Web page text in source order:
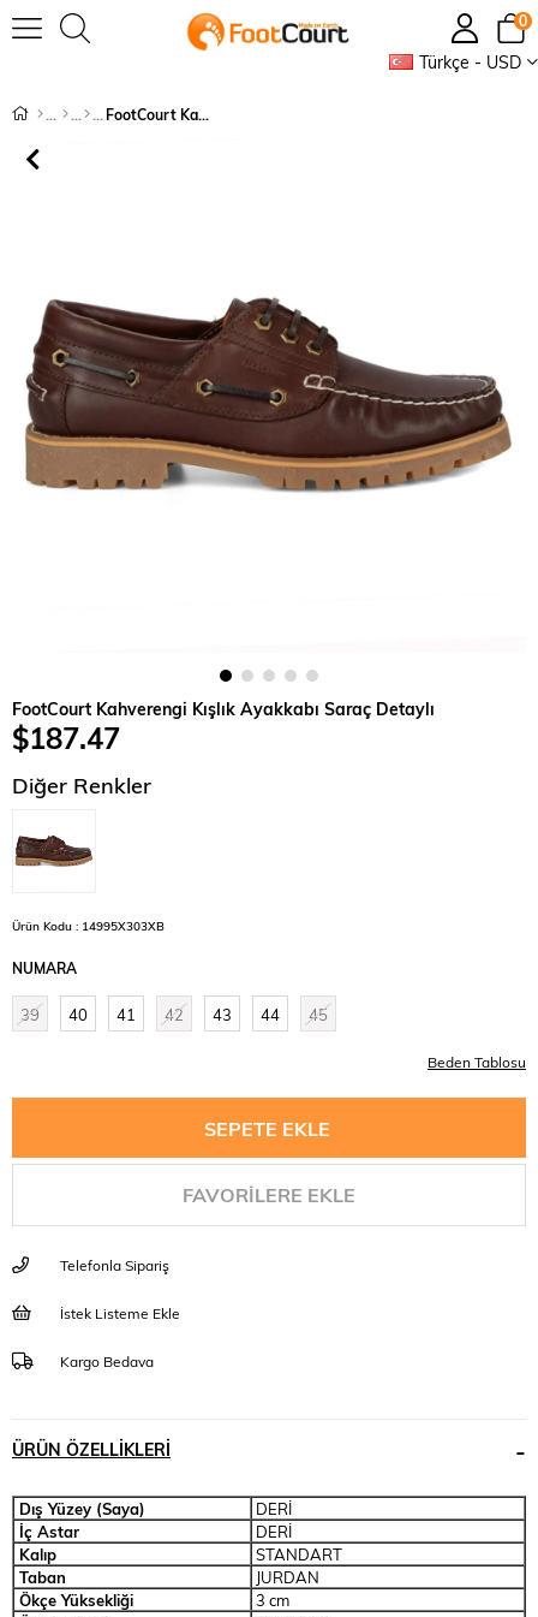
Türkçe - USD
0
FootCourt Kahverengi Kışlık Ayakkabı Saraç Detaylı
FootCourt Kahverengi Kışlık Ayakkabı Saraç Detaylı
$187.47
Diğer Renkler
Ürün Kodu : 14995X303XB
NUMARA
39 40 41 42 43 44 45
Beden Tablosu
FAVORILERE EKLE
Telefonla Sipariş
İstek Listeme Ekle
Kargo Bedava
ÜRÜN ÖZELLIKLERI
Dış Yüzey (Saya)
DERİ
İç Astar
DERİ
Kalıp
STANDART
Taban
JURDAN
Ökçe Yüksekliği
3 cm